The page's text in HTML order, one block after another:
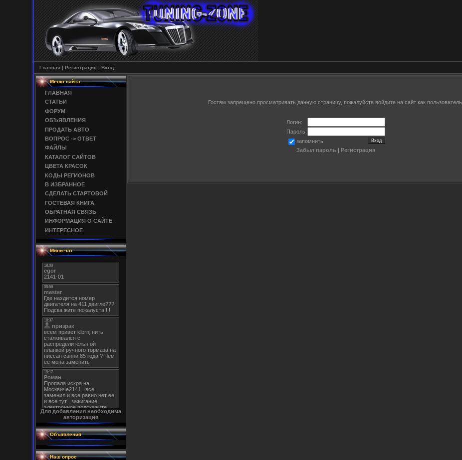
Главная | Регистрация | Вход
Меню сайта
ГЛАВНАЯ
СТАТЬИ
ФОРУМ
ОБЪЯВЛЕНИЯ
ПРОДАТЬ АВТО
ВОПРОС -> ОТВЕТ
ФАЙЛЫ
КАТАЛОГ САЙТОВ
ЦВЕТА КРАСОК
КОДЫ РЕГИОНОВ
В ИЗБРАННОЕ
СДЕЛАТЬ СТАРТОВОЙ
ГОСТЕВАЯ КНИГА
ОБРАТНАЯ СВЯЗЬ
ИНФОРМАЦИЯ О САЙТЕ
ИНТЕРЕСНОЕ
Мини-чат
Для добавления необходима
авторизация
Объявления
Наш опрос
Гостям запрещено просматривать данную страницу, пожалуйста войдите на сайт как пользователь.
Логин:
Пароль:
запомнить
Забыл пароль | Регистрация